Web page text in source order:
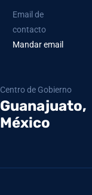
Email de
contacto
Mandar email
Centro de Gobierno
Guanajuato,
México